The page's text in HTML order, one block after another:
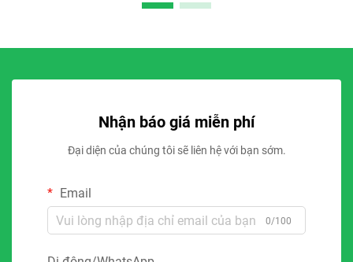
Nhận báo giá miễn phí
Đại diện của chúng tôi sẽ liên hệ với bạn sớm.
Email
0/100